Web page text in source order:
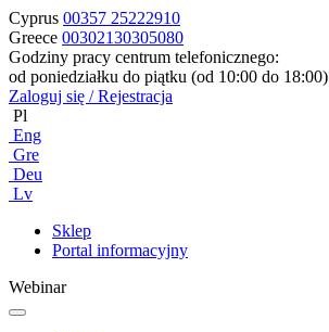
Cyprus 00357 25222910
Greece 00302130305080
Godziny pracy centrum telefonicznego:
od poniedziałku do piątku (od 10:00 do 18:00)
Zaloguj się / Rejestracja
Pl
Eng
Gre
Deu
Lv
Sklep
Portal informacyjny
Webinar